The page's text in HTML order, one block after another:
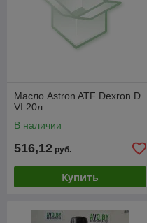
Масло Astron ATF Dexron D
VI 20л
В наличии
516,12 руб.
Купить